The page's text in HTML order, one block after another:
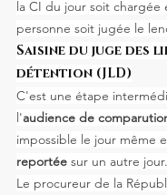
la CI du jour soit chargée
personne soit jugée le
Saisine du juge des
détention (JLD)
C'est une étape
l'audience de
impossible le jour même
reportée sur un autre jour.
Le procureur de la